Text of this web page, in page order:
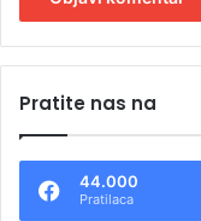
tPratite nas na
44.000
Pratilaca